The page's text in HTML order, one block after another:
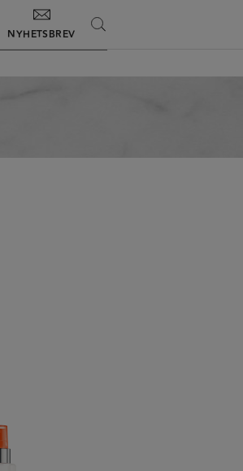
NYHETSBREV
SEARCH